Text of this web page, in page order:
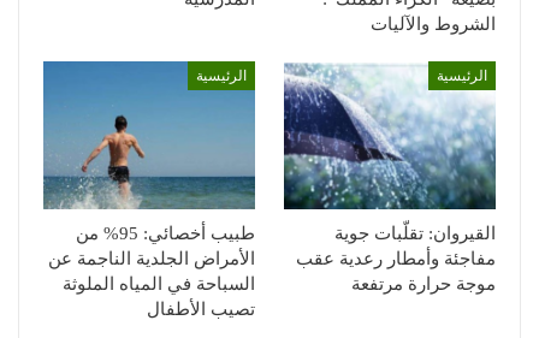
الشروط والآليات
الرئيسية
القيروان: تقلّبات جوية
مفاجئة وأمطار رعدية عقب
موجة حرارة مرتفعة
الرئيسية
طبيب أخصائي: 95% من
الأمراض الجلدية الناجمة عن
السباحة في المياه الملوثة
تصيب الأطفال